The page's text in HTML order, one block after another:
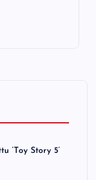
‘Toy Story 5’